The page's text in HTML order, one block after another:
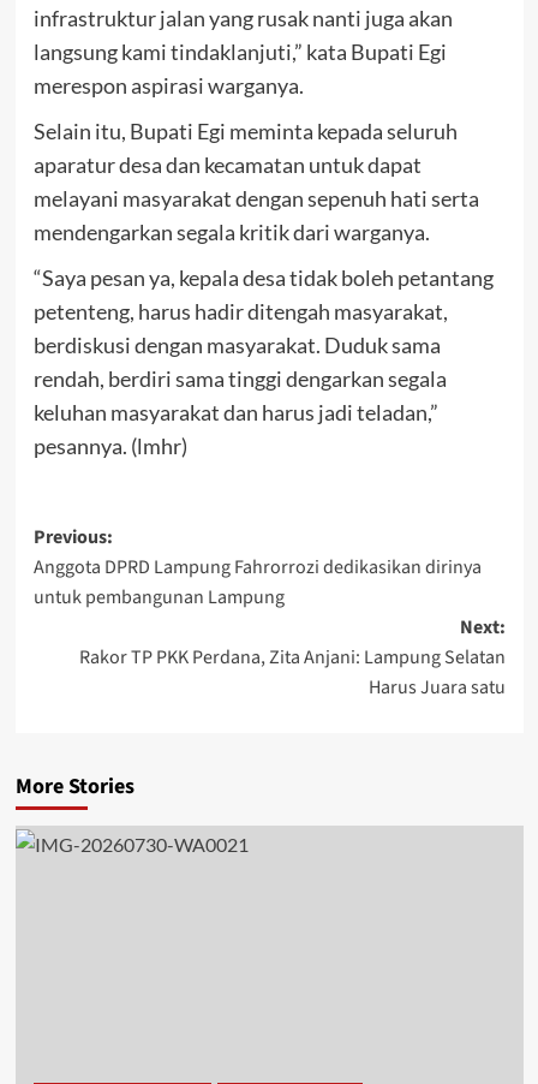
infrastruktur jalan yang rusak nanti juga akan
langsung kami tindaklanjuti,” kata Bupati Egi
merespon aspirasi warganya.
Selain itu, Bupati Egi meminta kepada seluruh
aparatur desa dan kecamatan untuk dapat
melayani masyarakat dengan sepenuh hati serta
mendengarkan segala kritik dari warganya.
“Saya pesan ya, kepala desa tidak boleh petantang
petenteng, harus hadir ditengah masyarakat,
berdiskusi dengan masyarakat. Duduk sama
rendah, berdiri sama tinggi dengarkan segala
keluhan masyarakat dan harus jadi teladan,”
pesannya. (lmhr)
Post
navigation
Previous:
Anggota DPRD Lampung Fahrorrozi dedikasikan dirinya
untuk pembangunan Lampung
Next:
Rakor TP PKK Perdana, Zita Anjani: Lampung Selatan
Harus Juara satu
More Stories